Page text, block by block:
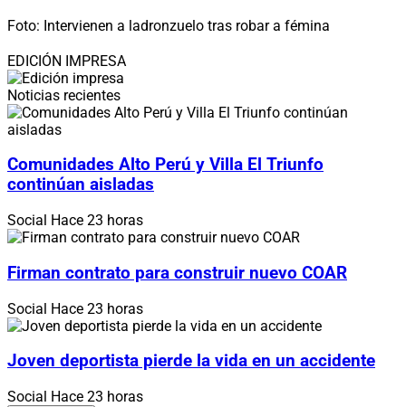
Foto: Intervienen a ladronzuelo tras robar a fémina
EDICIÓN IMPRESA
Noticias recientes
Comunidades Alto Perú y Villa El Triunfo
continúan aisladas
Social Hace 23 horas
Firman contrato para construir nuevo COAR
Social Hace 23 horas
Joven deportista pierde la vida en un accidente
Social Hace 23 horas